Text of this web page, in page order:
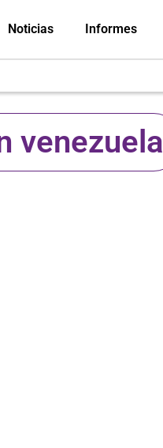
Noticias Informes
venezuela